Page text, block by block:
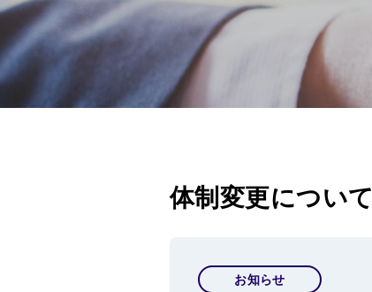
体制変更について
お知らせ